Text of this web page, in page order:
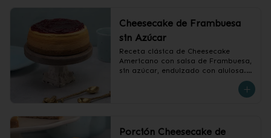
Cheesecake de Frambuesa
sin Azúcar
Receta clásica de Cheesecake
Americano con salsa de Frambuesa,
sin azúcar, endulzado con alulosa.
Porción Cheesecake de